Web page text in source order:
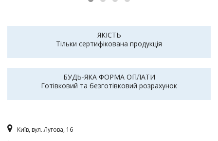
ЯКІСТЬ
Тільки сертифікована продукція
БУДЬ-ЯКА ФОРМА ОПЛАТИ
Готівковий та безготівковий розрахунок
Київ, вул. Лугова, 16